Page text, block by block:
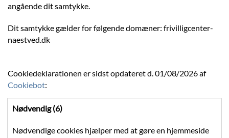
angående dit samtykke.
Dit samtykke gælder for følgende domæner: frivilligcenter-
naestved.dk
Cookiedeklarationen er sidst opdateret d. 01/08/2026 af
Cookiebot:
Nødvendig (6)
Nødvendige cookies hjælper med at gøre en hjemmeside